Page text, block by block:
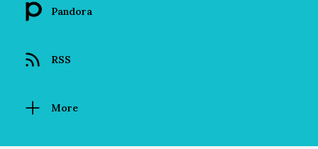
Pandora
RSS
More